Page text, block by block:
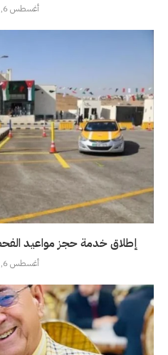
أغسطس 6, 2026
إطلاق خدمة حجز مواعيد
أغسطس 6, 2026